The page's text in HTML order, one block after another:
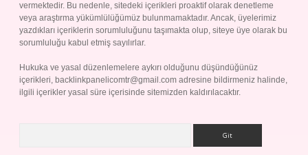
vermektedir. Bu nedenle, sitedeki içerikleri proaktif olarak denetleme
veya araştırma yükümlülüğümüz bulunmamaktadır. Ancak, üyelerimiz
yazdıkları içeriklerin sorumluluğunu taşımakta olup, siteye üye olarak bu
sorumluluğu kabul etmiş sayılırlar.
Hukuka ve yasal düzenlemelere aykırı olduğunu düşündüğünüz
içerikleri, backlinkpanelicomtr@gmail.com adresine bildirmeniz halinde,
ilgili içerikler yasal süre içerisinde sitemizden kaldırılacaktır.